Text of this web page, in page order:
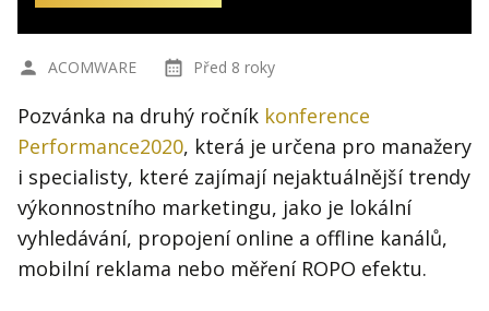
ACOMWARE Před 8 roky
Pozvánka na druhý ročník konference
Performance2020, která je určena pro manažery
i specialisty, které zajímají nejaktuálnější trendy
výkonnostního marketingu, jako je lokální
vyhledávání, propojení online a offline kanálů,
mobilní reklama nebo měření ROPO efektu.